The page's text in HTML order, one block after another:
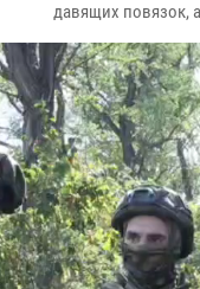
давящих повязок,